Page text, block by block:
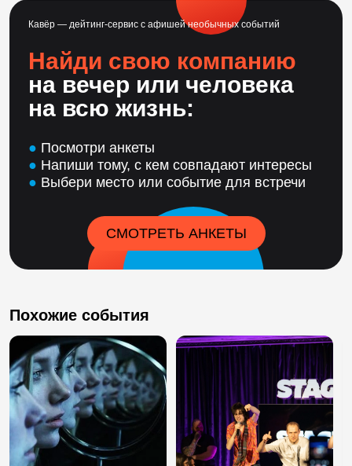
Кавёр — дейтинг-сервис с афишей необычных событий
Найди свою компанию
на вечер или человека
на всю жизнь:
● Посмотри анкеты
● Напиши тому, с кем совпадают интересы
● Выбери место или событие для встречи
СМОТРЕТЬ АНКЕТЫ
Похожие события